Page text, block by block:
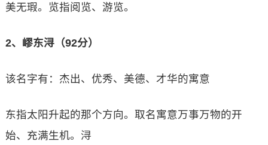
美无瑕。览指阅览、游览。
2、嵺东浔（92分）
该名字有：杰出、优秀、美德、才华的寓意
东指太阳升起的那个方向。取名寓意万事万物的开
始、充满生机。浔